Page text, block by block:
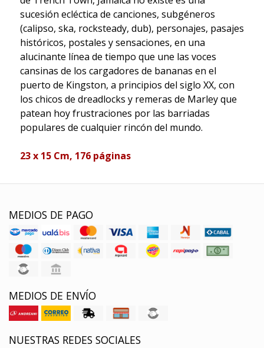
sucesión ecléctica de canciones, subgéneros
(calipso, ska, rocksteady, dub), personajes, pasajes
históricos, postales y sensaciones, en una
alucinante línea de tiempo que une las voces
cansinas de los cargadores de bananas en el
puerto de Kingston, a principios del siglo XX, con
los chicos de dreadlocks y remeras de Marley que
patean hoy frustraciones por las barriadas
populares de cualquier rincón del mundo.
23 x 15 Cm, 176 páginas
MEDIOS DE PAGO
MEDIOS DE ENVÍO
NUESTRAS REDES SOCIALES